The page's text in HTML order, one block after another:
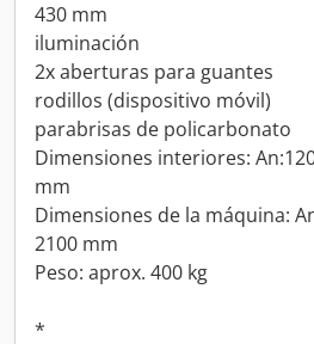
430 mm
iluminación
2x aberturas para guantes
rodillos (dispositivo móvil)
parabrisas de policarbonato
Dimensiones interiores:
mm
Dimensiones de la máquina:
2100 mm
Peso: aprox. 400 kg
*